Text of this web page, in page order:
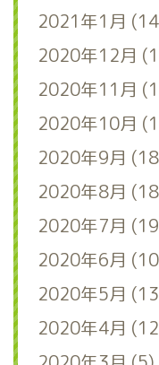
2021年1月
2020年12月
2020年11月
2020年10月
2020年9月
2020年8月
2020年7月
2020年6月
2020年5月
2020年4月